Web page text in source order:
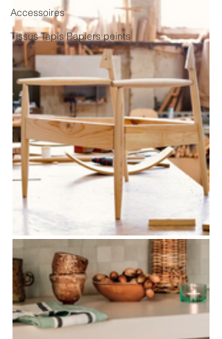
Accessoires
Tissus Tapis Papiers peints